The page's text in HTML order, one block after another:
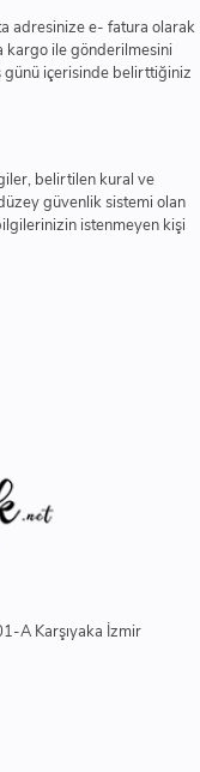
adresinize e- fatura olarak
kargo ile gönderilmesini
günü içerisinde belirttiğiniz
belirtilen kural ve
güvenlik sistemi olan
istenmeyen kişi
A Karşıyaka İzmir